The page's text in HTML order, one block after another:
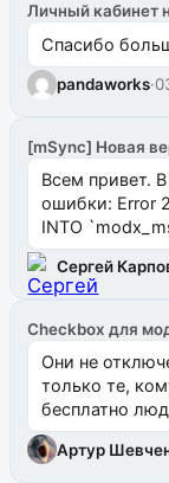
Личный кабинет
Спасибо
pandaworks·
[mSync] Новая
Всем привет.
ошибки: Error
INTO
`uuid_1c`)
Сергей
Checkbox для
Они не
только те,
бесплатно
Артур